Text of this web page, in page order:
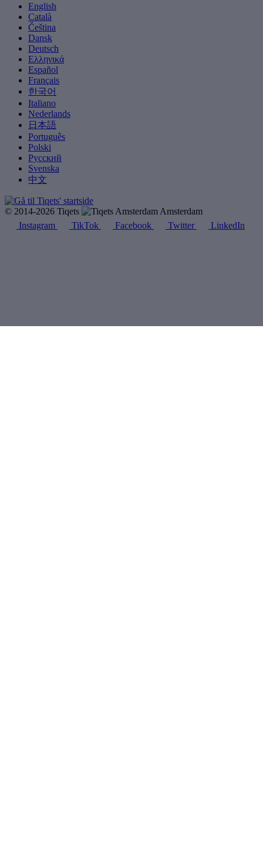
English
Català
Čeština
Dansk
Deutsch
Ελληνικά
Español
Français
한국어
Italiano
Nederlands
日本語
Português
Polski
Русский
Svenska
中文
© 2014-2026 Tiqets
Amsterdam
Instagram
TikTok Facebook Twitter LinkedIn